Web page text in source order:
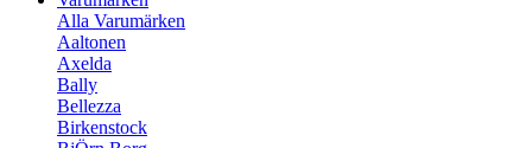
Alla Varumärken
Aaltonen
Axelda
Bally
Bellezza
Birkenstock